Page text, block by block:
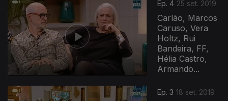
Ep. 4 25 set. 2019
Carlão, Marcos
Caruso, Vera
Holtz, Rui
Bandeira, FF,
Hélia Castro,
Armando...
Ep. 3 18 set. 2019